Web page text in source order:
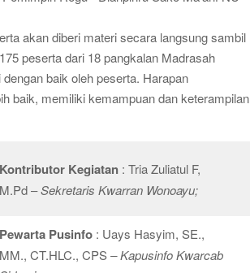
akan diberi materi secara langsung sambil
peserta dari 18 pangkalan Madrasah
baik oleh peserta. Harapan
baik, memiliki kemampuan dan keterampilan
Kontributor Kegiatan : Tria Zuliatul F,
M.Pd –Sekretaris Kwarran Wonoayu;
Pewarta Pusinfo : Uays Hasyim, SE.,
MM., CT.HLC., CPS– Kapusinfo Kwarcab